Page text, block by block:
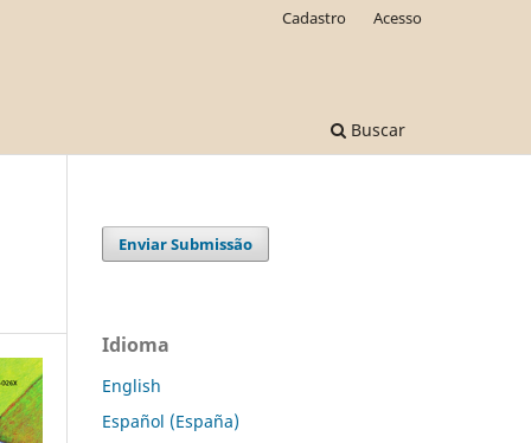
Buscar
Cadastro Acesso
Enviar Submissão
Idioma
English
Español (España)